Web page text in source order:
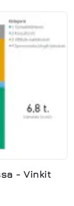
- Vinkit